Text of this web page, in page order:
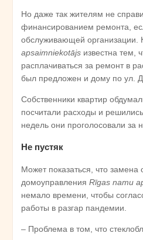
Но даже так жителям не
финансированием ремонта,
обслуживающей организации.
apsaimniekotājs известна тем,
расплачиваться за ремонт в
был предложен и дому по ул.
Собственники квартир
посчитали расходы и
недель они проголосовали за
Не пустяк
Может показаться, что замена
домоуправления Rīgas namu
немало времени, чтобы
работы в разгар пандемии.
– Проблема в том, что